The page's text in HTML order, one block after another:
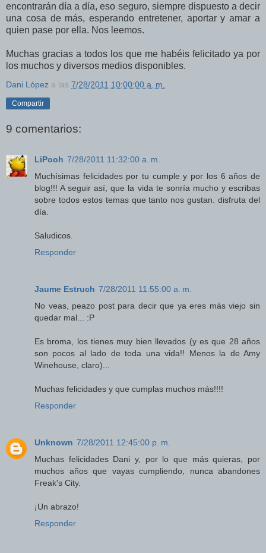
encontrarán día a día, eso seguro, siempre dispuesto a decir
una cosa de más, esperando entretener, aportar y amar a
quien pase por ella. Nos leemos.
Muchas gracias a todos los que me habéis felicitado ya por
los muchos y diversos medios disponibles.
Dani López a las 7/28/2011 10:00:00 a. m.
Compartir
9 comentarios:
LiPooh 7/28/2011 11:32:00 a. m.
Muchísimas felicidades por tu cumple y por los 6 años de
blog!!! A seguir así, que la vida te sonría mucho y escribas
sobre todos estos temas que tanto nos gustan. disfruta del
día.
Saludicos.
Responder
Jaume Estruch 7/28/2011 11:55:00 a. m.
No veas, peazo post para decir que ya eres más viejo sin
quedar mal... :P
Es broma, los tienes muy bien llevados (y es que 28 años
son pocos al lado de toda una vida!! Menos la de Amy
Winehouse, claro)...
Muchas felicidades y que cumplas muchos más!!!!
Responder
Unknown 7/28/2011 12:45:00 p. m.
Muchas felicidades Dani y, por lo que más quieras, por
muchos años que vayas cumpliendo, nunca abandones
Freak's City.
¡Un abrazo!
Responder